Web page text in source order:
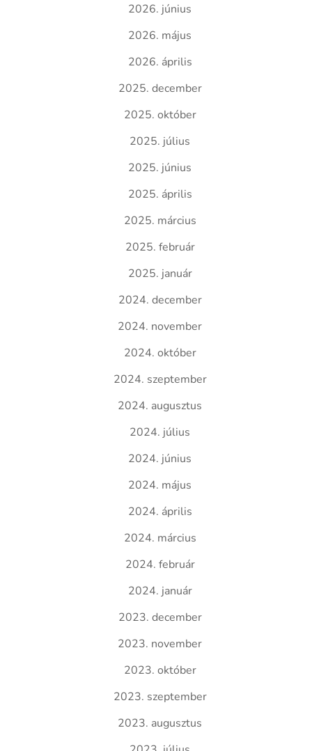
2026. június
2026. május
2026. április
2025. december
2025. október
2025. július
2025. június
2025. április
2025. március
2025. február
2025. január
2024. december
2024. november
2024. október
2024. szeptember
2024. augusztus
2024. július
2024. június
2024. május
2024. április
2024. március
2024. február
2024. január
2023. december
2023. november
2023. október
2023. szeptember
2023. augusztus